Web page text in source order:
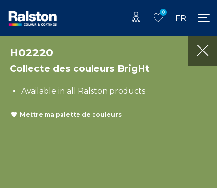
0
FR
H02220
Collecte des couleurs BrigHt
Available in all Ralston products
Mettre ma palette de couleurs